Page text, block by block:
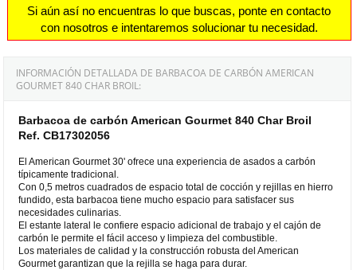
Si aún así no encuentras lo que buscas, ponte en contacto
con nosotros e intentaremos solucionar tu necesidad.
INFORMACIÓN DETALLADA DE BARBACOA DE CARBÓN AMERICAN
GOURMET 840 CHAR BROIL:
Barbacoa de carbón American Gourmet 840 Char Broil
Ref. CB17302056
El American Gourmet 30' ofrece una experiencia de asados a carbón
típicamente tradicional.
Con 0,5 metros cuadrados de espacio total de cocción y rejillas en hierro
fundido, esta barbacoa tiene mucho espacio para satisfacer sus
necesidades culinarias.
El estante lateral le confiere espacio adicional de trabajo y el cajón de
carbón le permite el fácil acceso y limpieza del combustible.
Los materiales de calidad y la construcción robusta del American
Gourmet garantizan que la rejilla se haga para durar.